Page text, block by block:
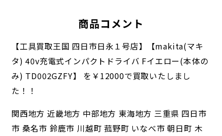
商品コメント
【工具買取王国 四日市日永１号店】【makita(マキ
タ) 40v充電式インパクトドライバ Fイエロー(本体の
み) TD002GZFY】 を￥12000で買取いたしまし
た！！
関西地方 近畿地方 中部地方 東海地方 三重県 四日市
市 桑名市 鈴鹿市 川越町 菰野町 いなべ市 朝日町 木